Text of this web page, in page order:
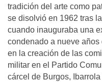
tradición del arte como
se disolvió en 1962 tras
cuando inauguraba una
condenado a nueve
en la creación de las
militar en el Partido
cárcel de Burgos,